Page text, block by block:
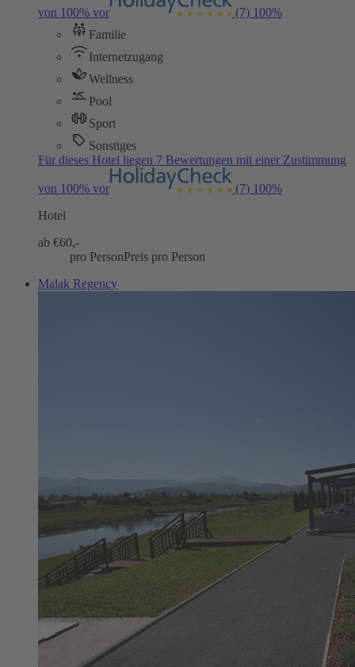
von 100% vor (7) 100%
Familie
Internetzugang
Wellness
Pool
Sport
Sonstiges
Für dieses Hotel liegen 7 Bewertungen mit einer Zustimmung
von 100% vor (7) 100%
Hotel
ab €60,-
pro PersonPreis pro Person
Malak Regency